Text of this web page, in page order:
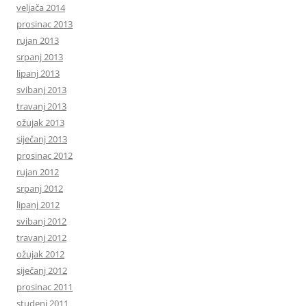
veljača 2014
prosinac 2013
rujan 2013
srpanj 2013
lipanj 2013
svibanj 2013
travanj 2013
ožujak 2013
siječanj 2013
prosinac 2012
rujan 2012
srpanj 2012
lipanj 2012
svibanj 2012
travanj 2012
ožujak 2012
siječanj 2012
prosinac 2011
studeni 2011